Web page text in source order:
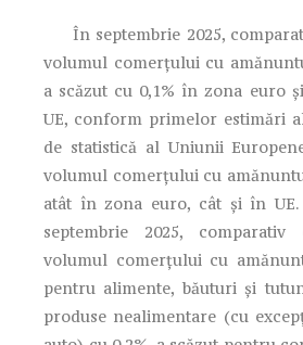
În septembrie 2025,
volumul comerțului cu
a scăzut cu 0,1% în zona euro
UE, conform primelor estimări
de statistică al Uniunii
volumul comerțului cu
atât în ​​zona euro, cât și în
septembrie 2025,
volumul comerțului cu
pentru alimente, băuturi și
produse nealimentare (cu